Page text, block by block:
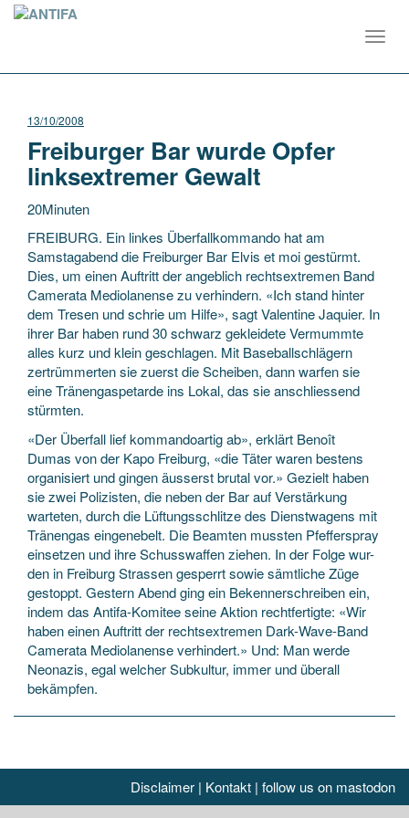
13/10/2008
Freiburger Bar wurde Opfer
linksextremer Gewalt
20Minuten
FREIBURG. Ein linkes Überfallkommando hat am
Samstagabend die Freiburger Bar Elvis et moi gestürmt.
Dies, um einen Auftritt der angeblich rechtsextremen Band
Camerata Mediolanense zu verhindern. «Ich stand hinter
dem Tresen und schrie um Hilfe», sagt Valentine Jaquier. In
ihrer Bar haben rund 30 schwarz gekleidete Vermummte
alles kurz und klein geschlagen. Mit Baseballschlägern
zertrümmerten sie zuerst die Scheiben, dann warfen sie
eine Tränengaspetarde ins Lokal, das sie anschliessend
stürmten.
«Der Überfall lief kommandoartig ab», erklärt Benoît
Dumas von der Kapo Freiburg, «die Täter waren bestens
organisiert und gingen äusserst brutal vor.» Gezielt haben
sie zwei Polizisten, die neben der Bar auf Verstärkung
warteten, durch die Lüftungsschlitze des Dienstwagens mit
Tränengas eingenebelt. Die Beamten mussten Pfefferspray
einsetzen und ihre Schusswaffen ziehen. In der Folge wur-
den in Freiburg Strassen gesperrt sowie sämtliche Züge
gestoppt. Gestern Abend ging ein Bekennerschreiben ein,
indem das Antifa-Komitee seine Aktion rechtfertigte: «Wir
haben einen Auftritt der rechtsextremen Dark-Wave-Band
Camerata Mediolanense verhindert.» Und: Man werde
Neonazis, egal welcher Subkultur, immer und überall
bekämpfen.
Disclaimer | Kontakt | follow us on mastodon